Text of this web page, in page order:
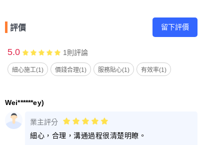
評價 留下評價
5.0 1 則評論
細心施工(1) 價錢合理(1) 服務貼心(1) 有效率(1)
Wei******ey)
業主評分
細心，合理，溝通過程很清楚明瞭。